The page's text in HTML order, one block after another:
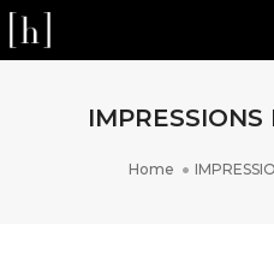
IMPRESSIONS
Home